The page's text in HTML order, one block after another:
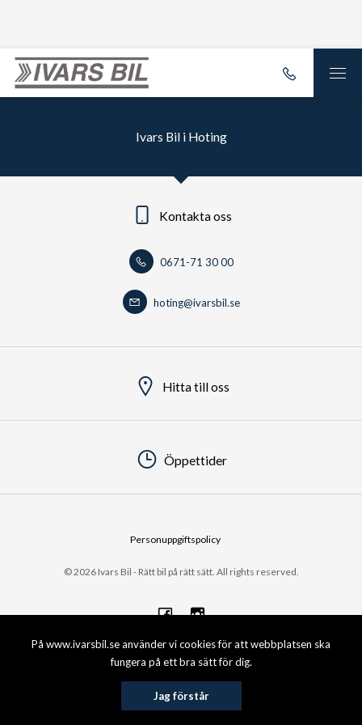
På www.ivarsbil.se använder vi cookies för att webbplatsen ska
fungera på ett bra sätt för dig.
Jag förstår
Ivars Bil i Hoting
Kontakta oss
0671-71 30 00
hoting@ivarsbil.se
Hitta till oss
Öppettider
© 2026 Ivars Bil - Rätt bil på rätt sätt. All rights reserved.
Personuppgiftspolicy